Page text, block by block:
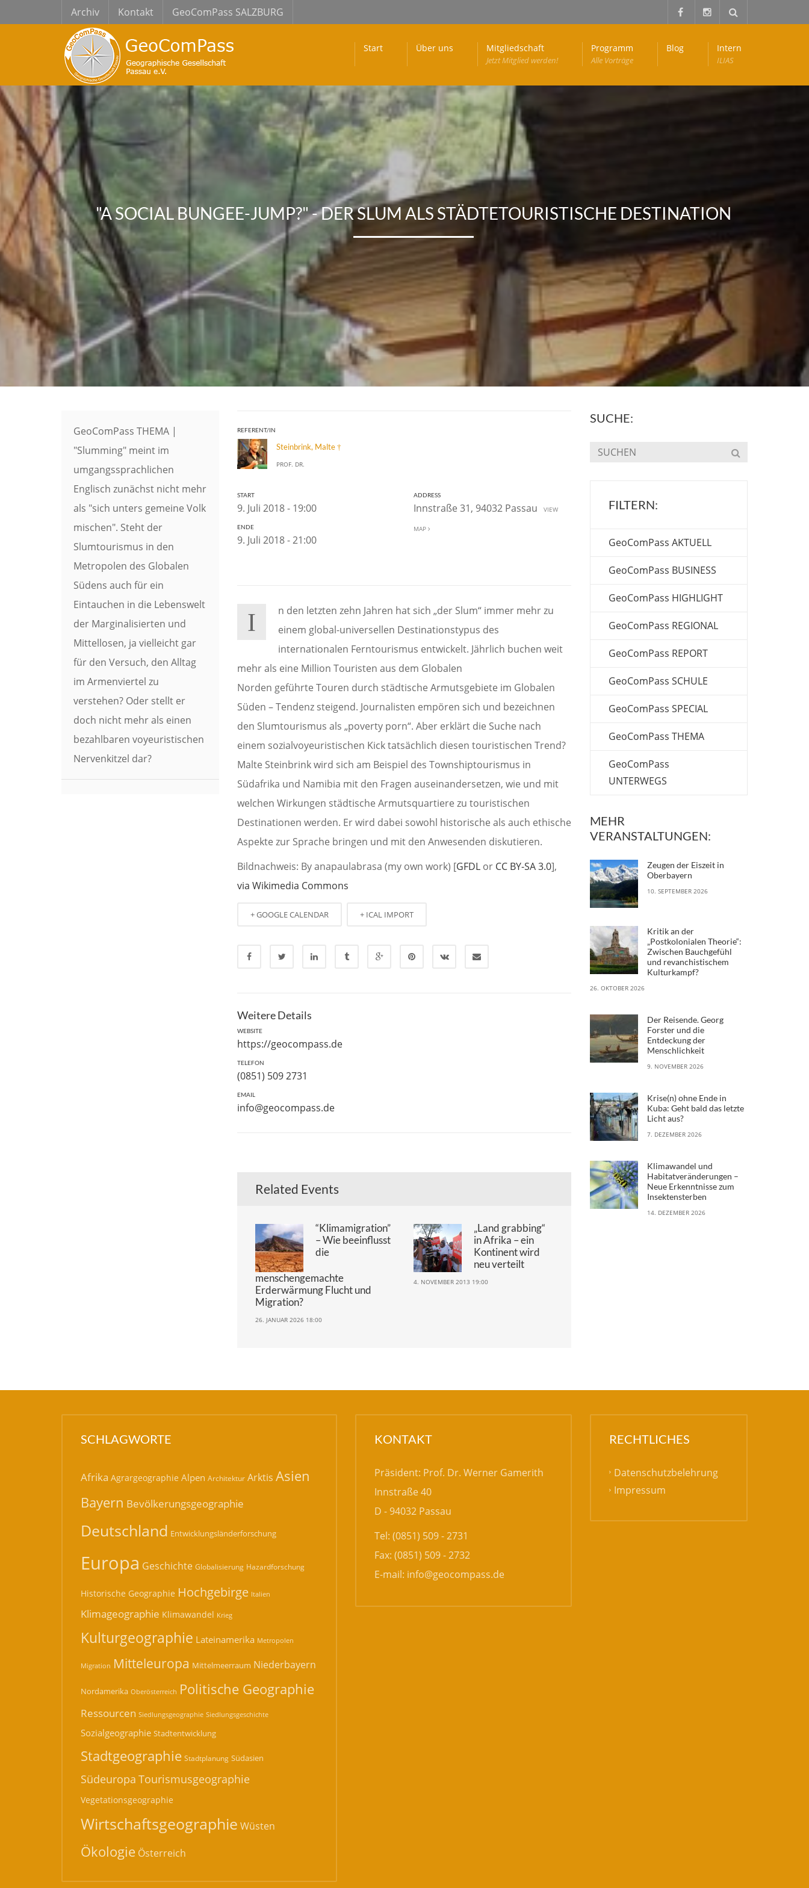
Archiv Kontakt GeoComPass SALZBURG
Start Über uns Mitgliedschaft
Jetzt Mitglied werden!
Programm
Alle Vorträge
Blog Intern
ILIAS
"A SOCIAL BUNGEE-JUMP?" - DER SLUM ALS STÄDTETOURISTISCHE DESTINATION
GeoComPass THEMA |
"Slumming" meint im
umgangssprachlichen
Englisch zunächst nicht mehr
als "sich unters gemeine Volk
mischen". Steht der
Slumtourismus in den
Metropolen des Globalen
Südens auch für ein
Eintauchen in die Lebenswelt
der Marginalisierten und
Mittellosen, ja vielleicht gar
für den Versuch, den Alltag
im Armenviertel zu
verstehen? Oder stellt er
doch nicht mehr als einen
bezahlbaren voyeuristischen
Nervenkitzel dar?
REFERENT/IN
Steinbrink, Malte †
PROF. DR.
START
9. Juli 2018 - 19:00
ENDE
9. Juli 2018 - 21:00
ADDRESS
Innstraße 31, 94032 Passau VIEW
MAP
I
n den letzten zehn Jahren hat sich „der Slum“ immer mehr zu
einem global-universellen Destinationstypus des
internationalen Ferntourismus entwickelt. Jährlich buchen weit
mehr als eine Million Touristen aus dem Globalen
Norden geführte Touren durch städtische Armutsgebiete im Globalen
Süden – Tendenz steigend. Journalisten empören sich und bezeichnen
den Slumtourismus als „poverty porn“. Aber erklärt die Suche nach
einem sozialvoyeuristischen Kick tatsächlich diesen touristischen Trend?
Malte Steinbrink wird sich am Beispiel des Townshiptourismus in
Südafrika und Namibia mit den Fragen auseinandersetzen, wie und mit
welchen Wirkungen städtische Armutsquartiere zu touristischen
Destinationen werden. Er wird dabei sowohl historische als auch ethische
Aspekte zur Sprache bringen und mit den Anwesenden diskutieren.
Bildnachweis: By anapaulabrasa (my own work) [GFDL or CC BY-SA 3.0],
via Wikimedia Commons
+ GOOGLE CALENDAR + ICAL IMPORT
Weitere Details
WEBSITE
https://geocompass.de
TELEFON
(0851) 509 2731
EMAIL
info@geocompass.de
Related Events
“Klimamigration”
– Wie beeinflusst
die
menschengemachte
Erderwärmung Flucht und
Migration?
26. JANUAR 2026 18:00
„Land grabbing“
in Afrika – ein
Kontinent wird
neu verteilt
4. NOVEMBER 2013 19:00
SUCHE:
FILTERN:
GeoComPass AKTUELL
GeoComPass BUSINESS
GeoComPass HIGHLIGHT
GeoComPass REGIONAL
GeoComPass REPORT
GeoComPass SCHULE
GeoComPass SPECIAL
GeoComPass THEMA
GeoComPass
UNTERWEGS
MEHR
VERANSTALTUNGEN:
Zeugen der Eiszeit in
Oberbayern
10. SEPTEMBER 2026
Kritik an der
„Postkolonialen Theorie“:
Zwischen Bauchgefühl
und revanchistischem
Kulturkampf?
26. OKTOBER 2026
Der Reisende. Georg
Forster und die
Entdeckung der
Menschlichkeit
9. NOVEMBER 2026
Krise(n) ohne Ende in
Kuba: Geht bald das letzte
Licht aus?
7. DEZEMBER 2026
Klimawandel und
Habitatveränderungen –
Neue Erkenntnisse zum
Insektensterben
14. DEZEMBER 2026
SCHLAGWORTE
Afrika Agrargeographie Alpen Architektur Arktis Asien
Bayern Bevölkerungsgeographie
Deutschland Entwicklungsländerforschung
Europa Geschichte Globalisierung Hazardforschung
Historische Geographie Hochgebirge Italien
Klimageographie Klimawandel Krieg
Kulturgeographie Lateinamerika Metropolen
Migration Mitteleuropa Mittelmeerraum Niederbayern
Nordamerika Oberösterreich Politische Geographie
Ressourcen Siedlungsgeographie Siedlungsgeschichte
Sozialgeographie Stadtentwicklung
Stadtgeographie Stadtplanung Südasien
Südeuropa Tourismusgeographie
Vegetationsgeographie
Wirtschaftsgeographie Wüsten
Ökologie Österreich
KONTAKT
Präsident: Prof. Dr. Werner Gamerith
Innstraße 40
D - 94032 Passau
Tel: (0851) 509 - 2731
Fax: (0851) 509 - 2732
E-mail: info@geocompass.de
RECHTLICHES
Datenschutzbelehrung
Impressum